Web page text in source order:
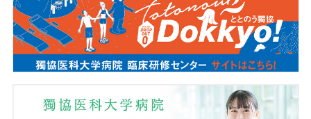
看護部
事務部
医療安全推進センター